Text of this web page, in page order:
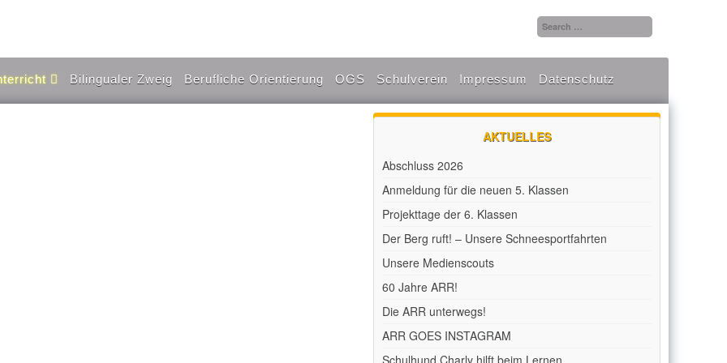
Bilingualer Zweig Berufliche Orientierung OGS Schulverein Impressum Datenschutz
AKTUELLES
Abschluss 2026
Anmeldung für die neuen 5. Klassen
Projekttage der 6. Klassen
Der Berg ruft! – Unsere Schneesportfahrten
Unsere Medienscouts
60 Jahre ARR!
Die ARR unterwegs!
ARR GOES INSTAGRAM
Schulhund Charly hilft beim Lernen